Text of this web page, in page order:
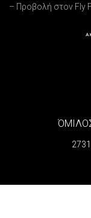
– Προβολή στον Fly